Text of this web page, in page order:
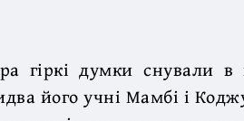
гіркі думки снували в
його учні Мамбі і